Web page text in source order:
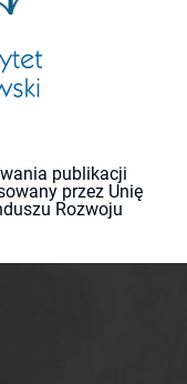
publikacji
przez Unię
Rozwoju